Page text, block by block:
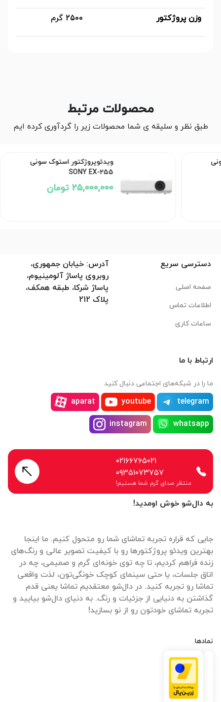
وزن پروژکتور 2500 گرم
محصولات مرتبط
طبق نظر و سلیقه ی شما محصولات زیر را گردآوری کرده ایم
ویدئوپروژکتور استوک سونی
SONY EX-255
25,000,000 تومان
به دال‌شو خوش اومدید!
جایی که قراره تجربه تماشای شما رو متحول کنیم. ما اینجا
بهترین ویدئو پروژکتورها رو با کیفیت تصویر عالی و رنگ‌های
زنده فراهم کردیم، تا چه توی خونه‌ای گرم و صمیمی، چه در
اتاق جلسات، یا حتی سینمای کوچک خونگی‌تون، لذت واقعی
تماشا رو تجربه کنید. در دال‌شو معتقدیم تماشا یعنی قدم
گذاشتن به دنیایی از جزئیات و رنگ. به دنیای دال‌شو بیایید و
تجربه تماشای خودتون رو از نو بسازید!
نمادها
دسترسی سریع
صفحه اصلی
اطلاعات تماس
ساعات کاری
آدرس: خیابان جمهوری،
روبروی پاساژ آلومینیوم،
پاساژ شرکا، طبقه همکف،
پلاک 212
ارتباط با ما
ما را در شبکه‌های اجتماعی دنبال کنید
telegram
youtube
aparat
whatsapp
instagram
۰۲۱۶۶۷۶۵۰۲۱
۰۹۳۵۱۰۷۳۷۵۷
منتظر صدای گرم شما هستیم!